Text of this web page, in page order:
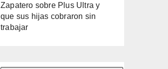
Zapatero sobre Plus Ultra y
que sus hijas cobraron sin
trabajar